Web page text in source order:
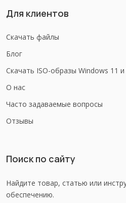
Для клиентов
Скачать файлы
Блог
Скачать ISO-образы Windows 11
О нас
Часто задаваемые вопросы
Отзывы
Поиск по сайту
Найдите товар, статью или
обеспечению.